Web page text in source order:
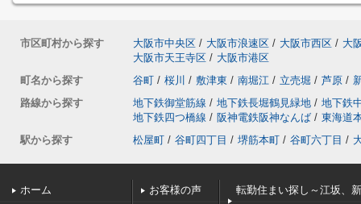
市区町村から探す 大阪市中央区 / 大阪市浪速区 / 大阪市西区 / 大
大阪市天王寺区 / 大阪市港区
町名から探す
谷町 / 桜川 / 敷津東 / 南堀江 / 立売堀 / 芦原 /
路線から探す
地下鉄御堂筋線 / 地下鉄長堀鶴見緑地 / 地下鉄
地下鉄四つ橋線 / 阪神電鉄阪神なんば / 東海道
駅から探す
松屋町 / 谷町四丁目 / 堺筋本町 / 谷町六丁目 /
ホーム
お客様の声
転勤住まい探し～江坂、